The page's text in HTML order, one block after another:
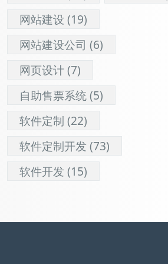
网站建设 (19)
网站建设公司 (6)
网页设计(7)
自助售票系统(5)
软件定制 (22)
软件定制开发 (73)
软件开发 (15)